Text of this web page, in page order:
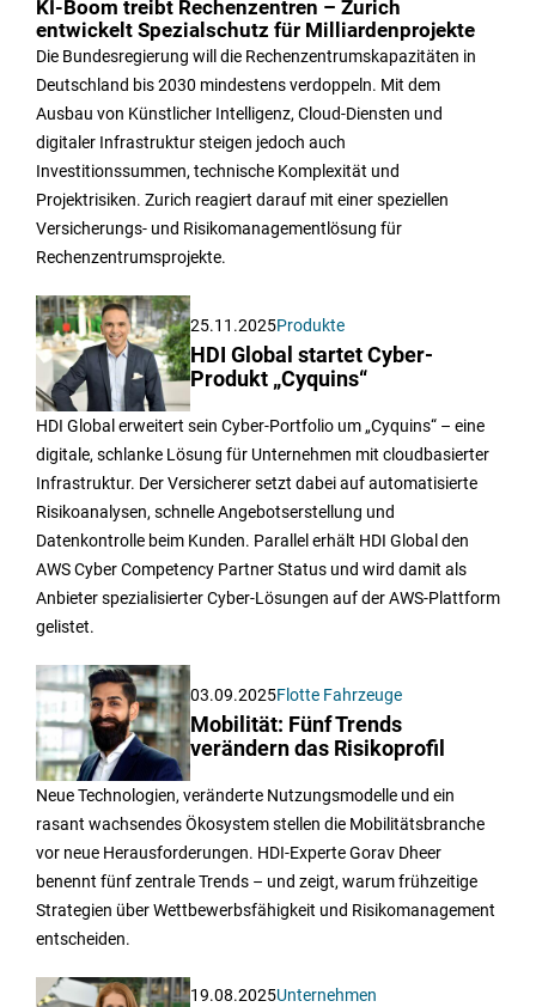
KI-Boom treibt Rechenzentren – Zurich
entwickelt Spezialschutz für Milliardenprojekte
Die Bundesregierung will die Rechenzentrumskapazitäten in
Deutschland bis 2030 mindestens verdoppeln. Mit dem
Ausbau von Künstlicher Intelligenz, Cloud-Diensten und
digitaler Infrastruktur steigen jedoch auch
Investitionssummen, technische Komplexität und
Projektrisiken. Zurich reagiert darauf mit einer speziellen
Versicherungs- und Risikomanagementlösung für
Rechenzentrumsprojekte.
25.11.2025Produkte
HDI Global startet Cyber-
Produkt „Cyquins“
HDI Global erweitert sein Cyber-Portfolio um „Cyquins“ – eine
digitale, schlanke Lösung für Unternehmen mit cloudbasierter
Infrastruktur. Der Versicherer setzt dabei auf automatisierte
Risikoanalysen, schnelle Angebotserstellung und
Datenkontrolle beim Kunden. Parallel erhält HDI Global den
AWS Cyber Competency Partner Status und wird damit als
Anbieter spezialisierter Cyber-Lösungen auf der AWS-Plattform
gelistet.
03.09.2025Flotte Fahrzeuge
Mobilität: Fünf Trends
verändern das Risikoprofil
Neue Technologien, veränderte Nutzungsmodelle und ein
rasant wachsendes Ökosystem stellen die Mobilitätsbranche
vor neue Herausforderungen. HDI-Experte Gorav Dheer
benennt fünf zentrale Trends – und zeigt, warum frühzeitige
Strategien über Wettbewerbsfähigkeit und Risikomanagement
entscheiden.
19.08.2025Unternehmen